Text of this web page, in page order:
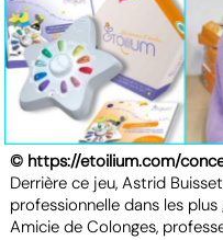
© https://etoilium.com/
Derrière ce jeu, Astrid
professionnelle dans les
Amicie de Colonges,